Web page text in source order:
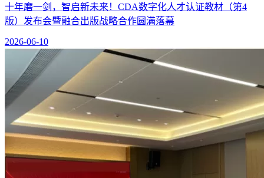
十年磨一剑，智启新未来！CDA数字化人才认证教材（第4
版）发布会暨融合出版战略合作圆满落幕
2026-06-10